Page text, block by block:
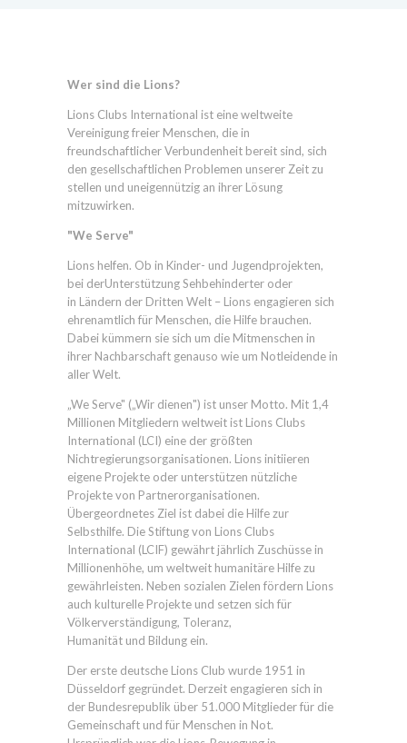
Wer sind die Lions?
Lions Clubs International ist eine weltweite
Vereinigung freier Menschen, die in
freundschaftlicher Verbundenheit bereit sind, sich
den gesellschaftlichen Problemen unserer Zeit zu
stellen und uneigennützig an ihrer Lösung
mitzuwirken.
"We Serve"
Lions helfen. Ob in Kinder- und Jugendprojekten,
bei derUnterstützung Sehbehinderter oder
in Ländern der Dritten Welt – Lions engagieren sich
ehrenamtlich für Menschen, die Hilfe brauchen.
Dabei kümmern sie sich um die Mitmenschen in
ihrer Nachbarschaft genauso wie um Notleidende in
aller Welt.
„We Serve" („Wir dienen") ist unser Motto. Mit 1,4
Millionen Mitgliedern weltweit ist Lions Clubs
International (LCI) eine der größten
Nichtregierungsorganisationen. Lions initiieren
eigene Projekte oder unterstützen nützliche
Projekte von Partnerorganisationen.
Übergeordnetes Ziel ist dabei die Hilfe zur
Selbsthilfe. Die Stiftung von Lions Clubs
International (LCIF) gewährt jährlich Zuschüsse in
Millionenhöhe, um weltweit humanitäre Hilfe zu
gewährleisten. Neben sozialen Zielen fördern Lions
auch kulturelle Projekte und setzen sich für
Völkerverständigung, Toleranz,
Humanität und Bildung ein.
Der erste deutsche Lions Club wurde 1951 in
Düsseldorf gegründet. Derzeit engagieren sich in
der Bundesrepublik über 51.000 Mitglieder für die
Gemeinschaft und für Menschen in Not.